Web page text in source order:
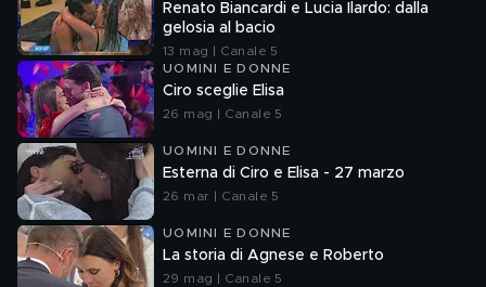
Renato Biancardi e Lucia Ilardo: dalla
gelosia al bacio
13 mag | Canale 5
UOMINI E DONNE
Ciro sceglie Elisa
26 mag | Canale 5
UOMINI E DONNE
Esterna di Ciro e Elisa - 27 marzo
26 mar | Canale 5
UOMINI E DONNE
La storia di Agnese e Roberto
29 mag | Canale 5